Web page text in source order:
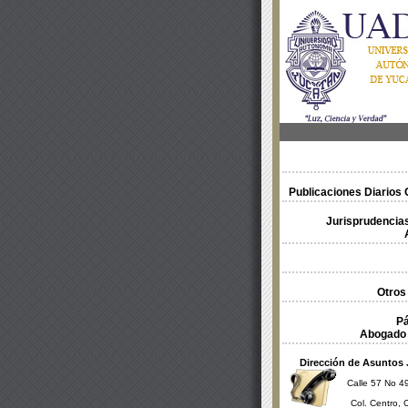
Publicaciones Diarios
Dirección de Asuntos
Calle 57 No
Col. Centro,